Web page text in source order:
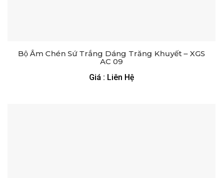
Bộ Ấm Chén Sứ Trắng Dáng Trăng Khuyết – XGS
AC 09
Giá : Liên Hệ